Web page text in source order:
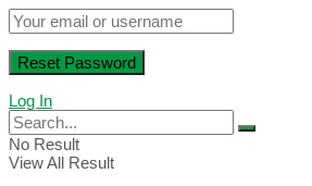
Log In
No Result
View All Result